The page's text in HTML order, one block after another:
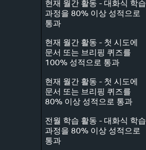
현재 월간 활동 - 대화식 학습
과정을 80% 이상 성적으로
통과
현재 월간 활동 - 첫 시도에
문서 또는 브리핑 퀴즈를
100% 성적으로 통과
현재 월간 활동 - 첫 시도에
문서 또는 브리핑 퀴즈를
80% 이상 성적으로 통과
전월 학습 활동 - 대화식 학습
과정을 80% 이상 성적으로
통과